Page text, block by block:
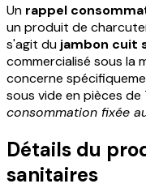
Un rappel
un produit de
s'agit du jambon cuit
commercialisé sous la
concerne
sous vide en pièces de
consommation fixée
Détails du
sanitaires